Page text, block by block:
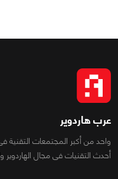
عرب هاردوير
واحد من أكبر المجتمعات
أحدث التقنيات فى مجال الهاردوير